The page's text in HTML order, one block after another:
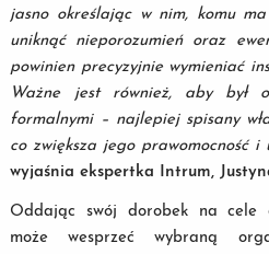
jasno określając w nim, komu
uniknąć nieporozumień oraz
powinien precyzyjnie wymieniać
Ważne jest również, aby był
formalnymi – najlepiej spisany
co zwiększa jego prawomocność
wyjaśnia ekspertka Intrum,
Oddając swój dorobek na cele
może wesprzeć wybraną